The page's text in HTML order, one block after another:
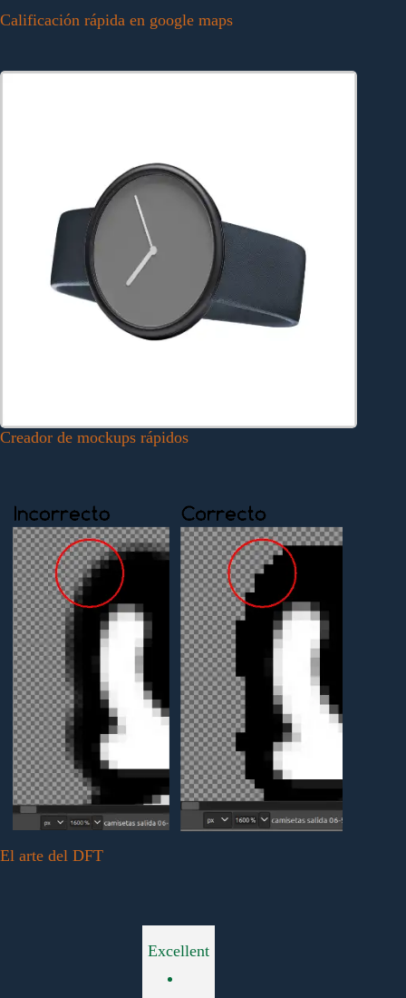
Calificación rápida en google maps
Creador de mockups rápidos
El arte del DFT
Excellent